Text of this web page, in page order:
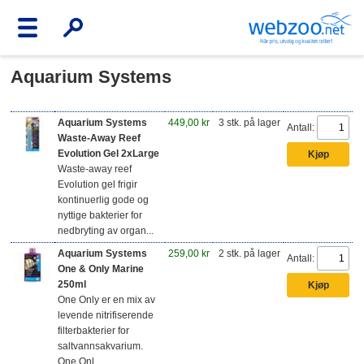
Aquarium Systems
Aquarium Systems
Waste-Away Reef
Evolution Gel 2xLarge
Waste-away reef
Evolution gel frigir
kontinuerlig gode og
nyttige bakterier for
nedbryting av organ...
449,00 kr 3 stk. på lager Antall:
Aquarium Systems
One & Only Marine
250ml
One Only er en mix av
levende nitrifiserende
filterbakterier for
saltvannsakvarium.
259,00 kr 2 stk. på lager Antall: